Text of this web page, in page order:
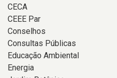
CECA
CEEE Par
Conselhos
Consultas Públicas
Educação Ambiental
Energia